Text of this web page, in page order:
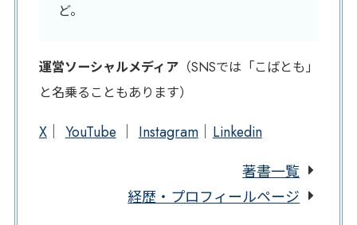
ど。
運営ソーシャルメディア（SNSでは「こばとも」
と名乗ることもあります）
X｜ YouTube｜ Instagram｜ Linkedin
著書一覧
経歴・プロフィールページ